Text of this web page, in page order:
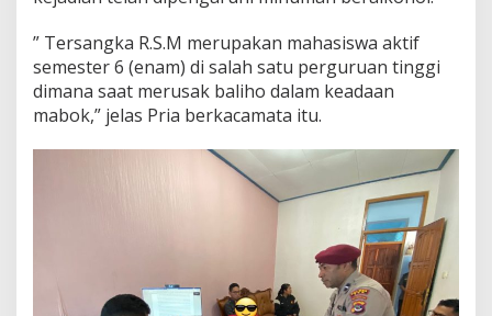
” Tersangka R.S.M merupakan mahasiswa aktif
semester 6 (enam) di salah satu perguruan tinggi
dimana saat merusak baliho dalam keadaan
mabok,” jelas Pria berkacamata itu.